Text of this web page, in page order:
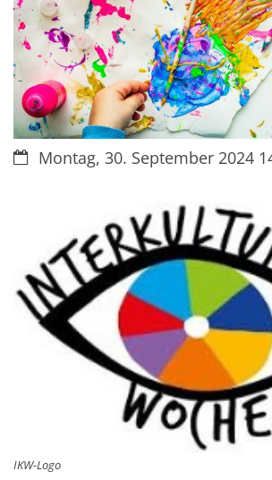
Datum:Montag, 30. September 2024
IKW-Logo